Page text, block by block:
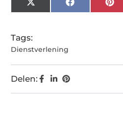
X
(Twitter)
Facebook
Tags:
Dienstverlening
Delen: